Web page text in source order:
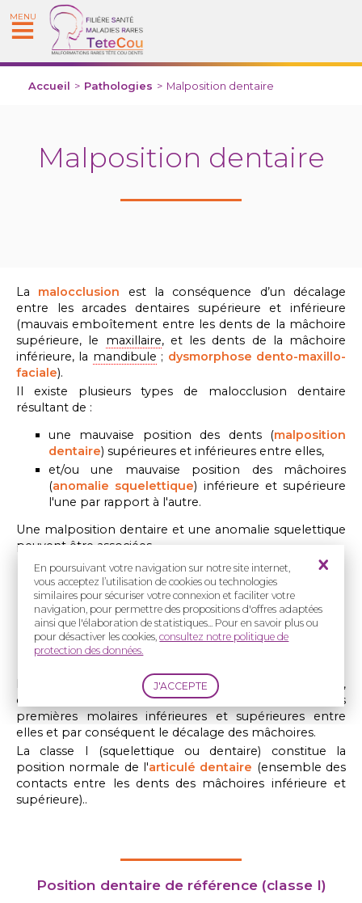
En poursuivant votre navigation sur notre site internet,
vous acceptez l’utilisation de cookies ou technologies
similaires pour sécuriser votre connexion et faciliter votre
navigation, pour permettre des propositions d'offres adaptées
ainsi que l'élaboration de statistiques... Pour en savoir plus ou
pour désactiver les cookies,consultez notre politique de
protection des données.
MENU
Accueil > Pathologies > Malposition dentaire
Malposition dentaire
La malocclusion est la conséquence d’un décalage
entre les arcades dentaires supérieure et inférieure
(mauvais emboîtement entre les dents de la mâchoire
supérieure, le maxillaire, et les dents de la mâchoire
inférieure, la mandibule ; dysmorphose dento-maxillo-
faciale).
Il existe plusieurs types de malocclusion dentaire
résultant de :
une mauvaise position des dents (malposition
dentaire) supérieures et inférieures entre elles,
et/ou une mauvaise position des mâchoires
(anomalie squelettique) inférieure et supérieure
l'une par rapport à l'autre.
Une malposition dentaire et une anomalie squelettique
peuvent être associées.
Les malpositions dentaires sont classées de I à III avec,
comme critère principal de classification, la relation des
premières molaires inférieures et supérieures entre
elles et par conséquent le décalage des mâchoires.
La classe I (squelettique ou dentaire) constitue la
position normale de l'articulé dentaire (ensemble des
contacts entre les dents des mâchoires inférieure et
supérieure)..
Position dentaire de référence (classe I)